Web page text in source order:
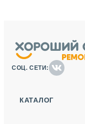
СОЦ. СЕТИ:
КАТАЛОГ